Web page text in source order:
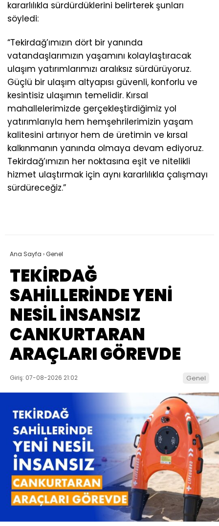
kararlılıkla sürdürdüklerini belirterek şunları
söyledi:
“Tekirdağ’ımızın dört bir yanında
vatandaşlarımızın yaşamını kolaylaştıracak
ulaşım yatırımlarımızı aralıksız sürdürüyoruz.
Güçlü bir ulaşım altyapısı güvenli, konforlu ve
kesintisiz ulaşımın temelidir. Kırsal
mahallelerimizde gerçekleştirdiğimiz yol
yatırımlarıyla hem hemşehrilerimizin yaşam
kalitesini artırıyor hem de üretimin ve kırsal
kalkınmanın yanında olmaya devam ediyoruz.
Tekirdağ’ımızın her noktasına eşit ve nitelikli
hizmet ulaştırmak için aynı kararlılıkla çalışmayı
sürdüreceğiz.”
Ana Sayfa ›Genel
TEKİRDAĞ
SAHİLLERİNDE YENİ
NESİL İNSANSIZ
CANKURTARAN
ARAÇLARI GÖREVDE
Giriş: 07-08-2026 21:02 Genel